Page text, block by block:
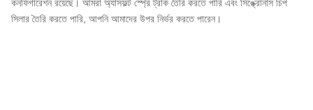
কনফিগারেশন রয়েছে। আমরা অ্যাসফল্ট স্প্রে ট্রাক তৈরি করতে পারি এবং সিঙ্ক্রোনাস চিপ
সিলার তৈরি করতে পারি, আপনি আমাদের উপর নির্ভর করতে পারেন।